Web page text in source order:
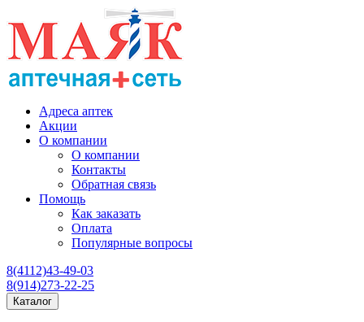
Адреса аптек
Акции
О компании
О компании
Контакты
Обратная связь
Помощь
Как заказать
Оплата
Популярные вопросы
8(4112)43-49-03
8(914)273-22-25
Каталог